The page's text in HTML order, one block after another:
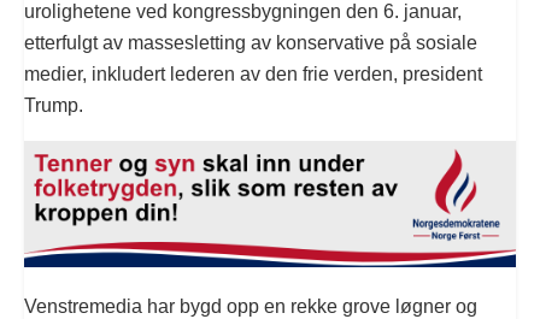
urolighetene ved kongressbygningen den 6. januar,
etterfulgt av massesletting av konservative på sosiale
medier, inkludert lederen av den frie verden, president
Trump.
Venstremedia har bygd opp en rekke grove løgner og